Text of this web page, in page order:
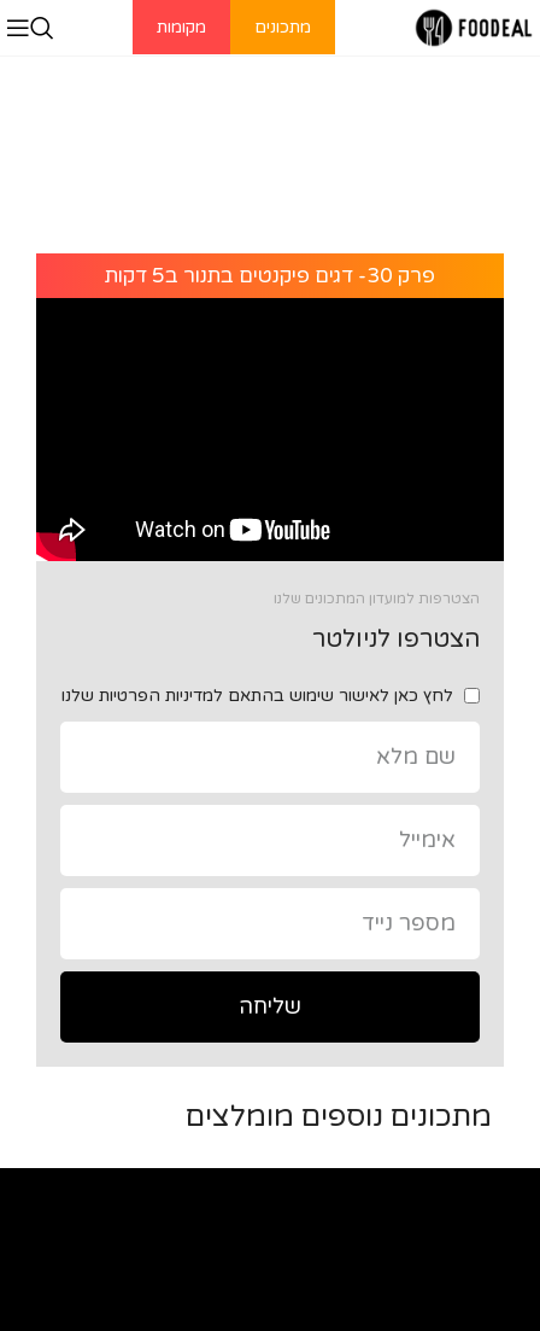
מתכונים מקומות
פרק 30- דגים פיקנטים בתנור ב5 דקות
הצטרפות למועדון המתכונים שלנו
הצטרפו לניולטר
לחץ כאן לאישור שימוש בהתאם למדיניות הפרטיות שלנו
שליחה
מתכונים נוספים מומלצים